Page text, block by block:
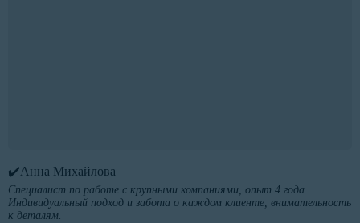
✔️Анна Михайлова
Специалист по работе с крупными компаниями, опыт 4 года.
Индивидуальный подход и забота о каждом клиенте, внимательность
к деталям.